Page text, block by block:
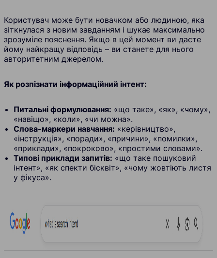
Користувач може бути новачком або людиною, яка
зіткнулася з новим завданням і шукає максимально
зрозуміле пояснення. Якщо в цей момент ви дасте
йому найкращу відповідь – ви станете для нього
авторитетним джерелом.
Як розпізнати інформаційний інтент:
Питальні формулювання: «що таке», «як», «чому»,
«навіщо», «коли», «чи можна».
Слова-маркери навчання: «керівництво»,
«інструкція», «поради», «причини», «помилки»,
«приклади», «покроково», «простими словами».
Типові приклади запитів: «що таке пошуковий
інтент», «як спекти бісквіт», «чому жовтіють листя
у фікуса».